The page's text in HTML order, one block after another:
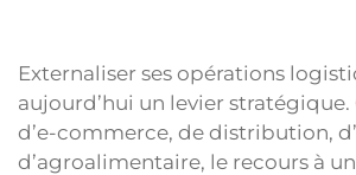
Externaliser ses opérations
aujourd’hui un levier stratégique.
d’e-commerce, de distribution,
d’agroalimentaire, le recours à